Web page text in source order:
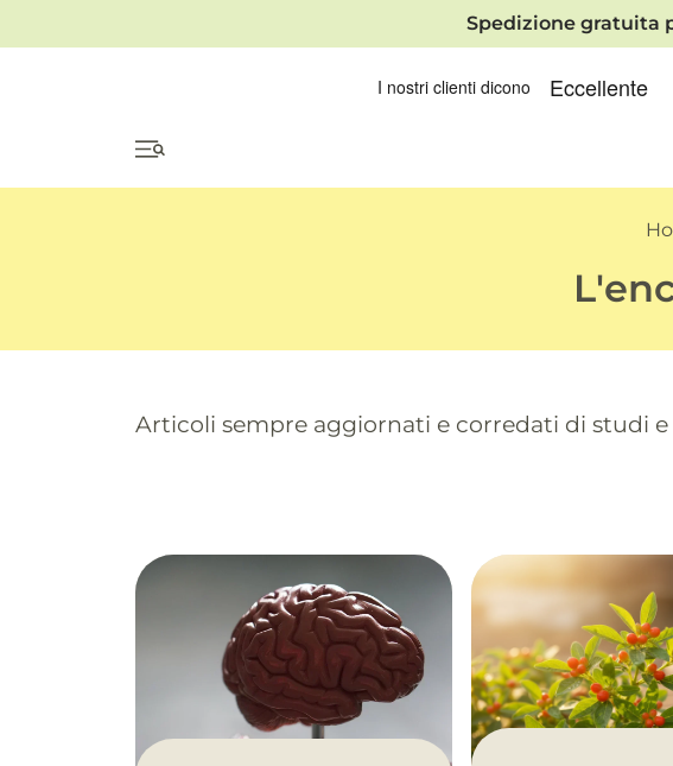
Spedizione gratuita
Articoli sempre aggiornati e corredati di studi